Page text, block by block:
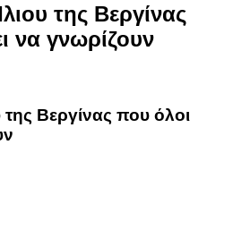
της Βεργίνας
να γνωρίζουν
της Βεργίνας που όλοι